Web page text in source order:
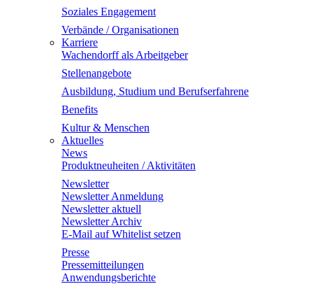
Soziales Engagement
Verbände / Organisationen
Karriere
Wachendorff als Arbeitgeber
Stellenangebote
Ausbildung, Studium und Berufserfahrene
Benefits
Kultur & Menschen
Aktuelles
News
Produktneuheiten / Aktivitäten
Newsletter
Newsletter Anmeldung
Newsletter aktuell
Newsletter Archiv
E-Mail auf Whitelist setzen
Presse
Pressemitteilungen
Anwendungsberichte